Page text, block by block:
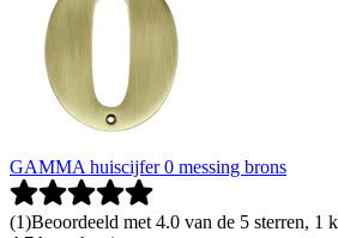
GAMMA huiscijfer 0 messing brons
(1)Beoordeeld met 4.0 van de 5 sterren, 1